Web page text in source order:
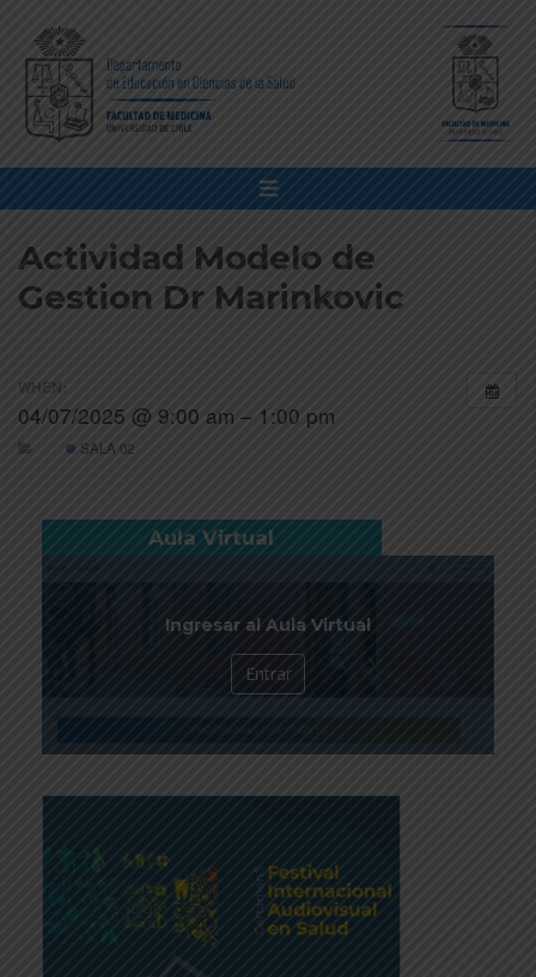
Actividad Modelo de
Gestion Dr Marinkovic
WHEN:
04/07/2025 @ 9:00 am – 1:00 pm
SALA 02
Aula Virtual
Ingresar al Aula Virtual
Entrar